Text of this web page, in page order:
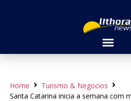
Home
Turismo & Negocios
Santa Catarina inicia a semana com